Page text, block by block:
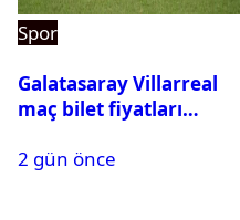
Spor
Galatasaray Villarreal
maç bilet fiyatları
2 gün önce